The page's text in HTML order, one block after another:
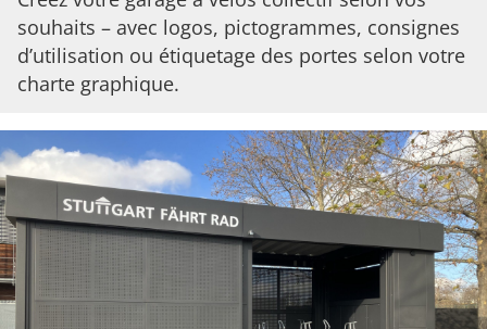
souhaits – avec logos, pictogrammes, consignes
d’utilisation ou étiquetage des portes selon votre
charte graphique.